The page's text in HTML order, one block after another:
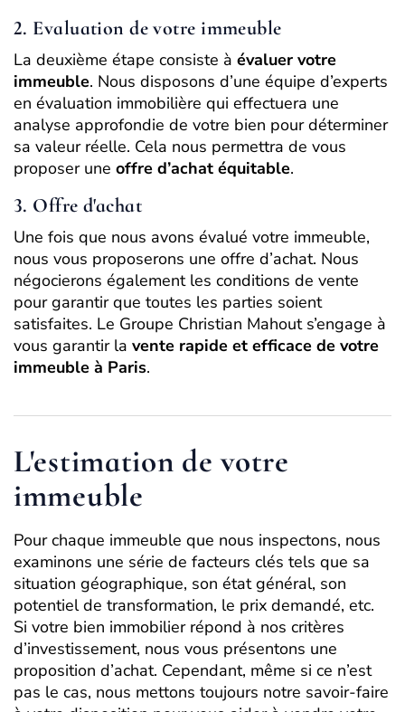
2. Evaluation de votre immeuble
La deuxième étape consiste à évaluer votre
immeuble. Nous disposons d’une équipe d’experts
en évaluation immobilière qui effectuera une
analyse approfondie de votre bien pour déterminer
sa valeur réelle. Cela nous permettra de vous
proposer une offre d’achat équitable.
3. Offre d'achat
Une fois que nous avons évalué votre immeuble,
nous vous proposerons une offre d’achat. Nous
négocierons également les conditions de vente
pour garantir que toutes les parties soient
satisfaites. Le Groupe Christian Mahout s’engage à
vous garantir la vente rapide et efficace de votre
immeuble à Paris.
L'estimation de votre
immeuble
Pour chaque immeuble que nous inspectons, nous
examinons une série de facteurs clés tels que sa
situation géographique, son état général, son
potentiel de transformation, le prix demandé, etc.
Si votre bien immobilier répond à nos critères
d’investissement, nous vous présentons une
proposition d’achat. Cependant, même si ce n’est
pas le cas, nous mettons toujours notre savoir-faire